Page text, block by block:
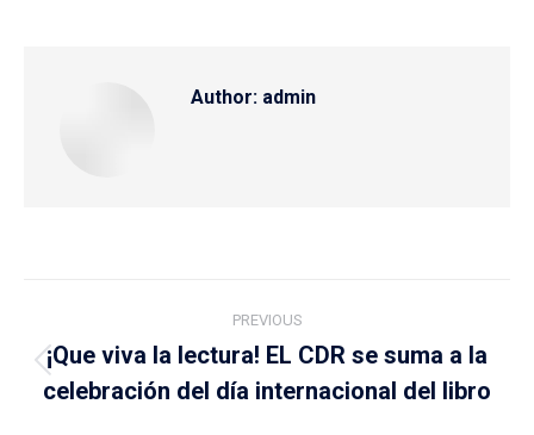
Author: admin
navigation
PREVIOUS
post:
¡Que viva la lectura! EL CDR se suma a la
celebración del día internacional del libro